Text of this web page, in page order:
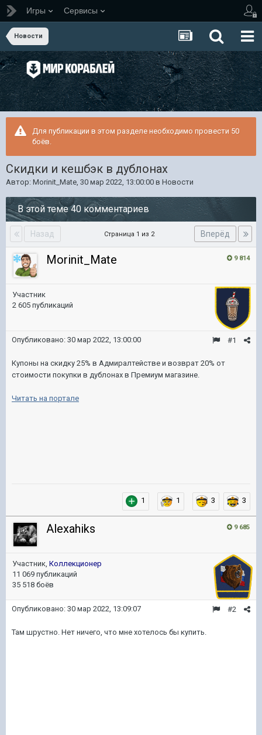
Игры Сервисы
Новости
Для публикации в этом разделе необходимо провести 50
боёв.
Скидки и кешбэк в дублонах
Автор: Morinit_Mate, 30 мар 2022, 13:00:00 в Новости
В этой теме 40 комментариев
Назад Вперёд
Страница 1 из 2
9 814
Morinit_Mate
Участник
2 605 публикаций
#1
Опубликовано: 30 мар 2022, 13:00:00
Купоны на скидку 25% в Адмиралтействе и возврат 20% от
стоимости покупки в дублонах в Премиум магазине.
Читать на портале
1 1 3 3
9 685
Alexahiks
Участник, Коллекционер
11 069 публикаций
35 518 боёв
#2
Опубликовано: 30 мар 2022, 13:09:07
Там шрустно. Нет ничего, что мне хотелось бы купить.